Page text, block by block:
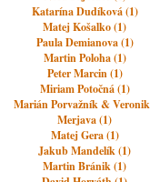
Katarína Dudíková (1)
Matej Košalko (1)
Paula Demianova (1)
Martin Poloha (1)
Peter Marcin (1)
Miriam Potočná (1)
Marián Porvažník &
Merjava (1)
Matej Gera (1)
Jakub Mandelík (1)
Martin Bránik (1)